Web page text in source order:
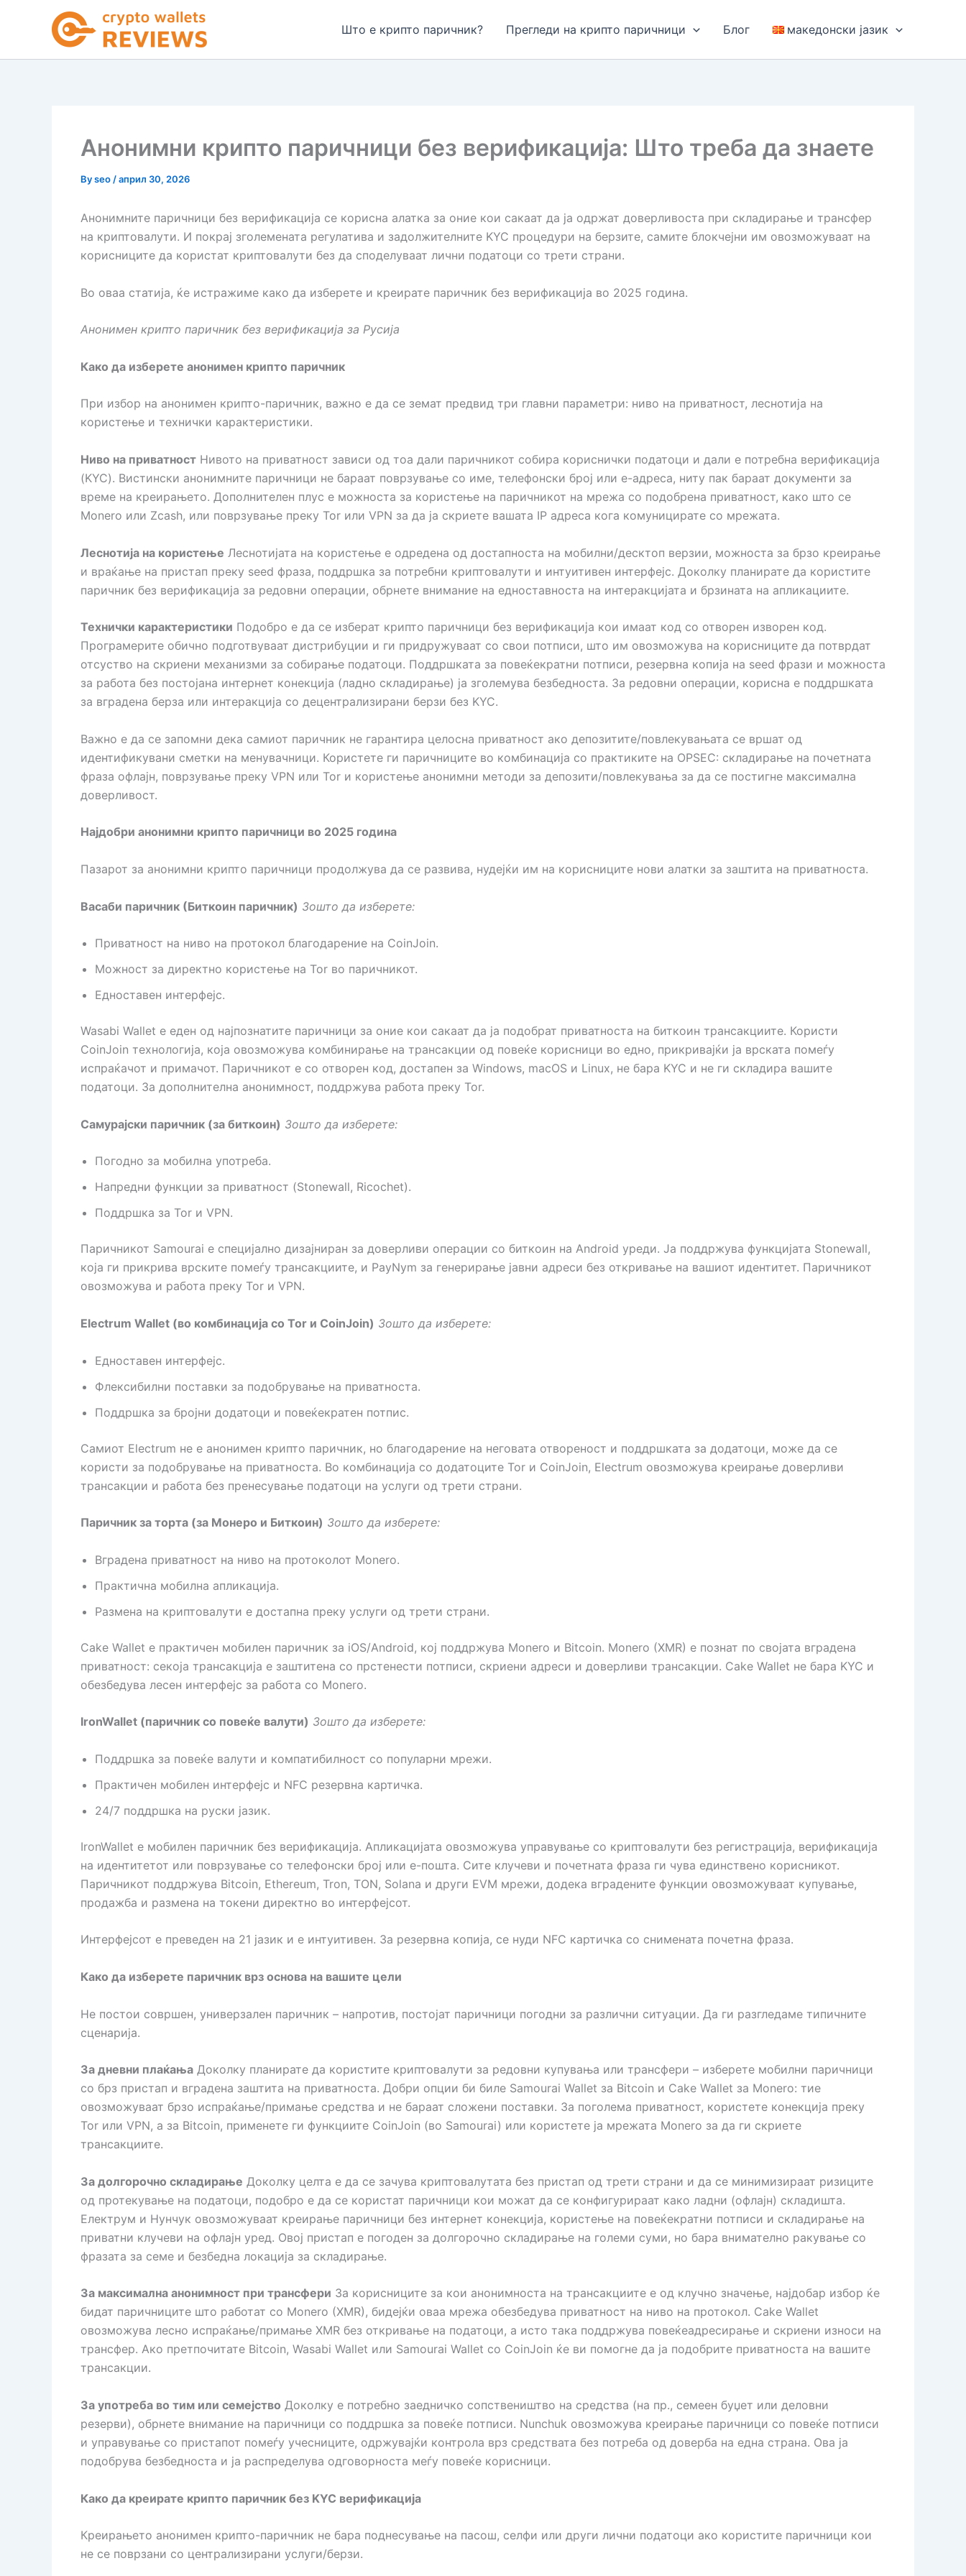
Што е крипто паричник? Прегледи на крипто паричници Блог македонски јазик
Анонимни крипто паричници без верификација: Што треба да знаете
Byseo /април 30, 2026
Анонимните паричници без верификација се корисна алатка за оние кои сакаат да ја одржат доверливоста при складирање и трансфер
на криптовалути. И покрај зголемената регулатива и задолжителните KYC процедури на берзите, самите блокчејни им овозможуваат на
корисниците да користат криптовалути без да споделуваат лични податоци со трети страни.
Во оваа статија, ќе истражиме како да изберете и креирате паричник без верификација во 2025 година.
Анонимен крипто паричник без верификација за Русија
Како да изберете анонимен крипто паричник
При избор на анонимен крипто-паричник, важно е да се земат предвид три главни параметри: ниво на приватност, леснотија на
користење и технички карактеристики.
Ниво на приватност Нивото на приватност зависи од тоа дали паричникот собира кориснички податоци и дали е потребна верификација
(KYC). Вистински анонимните паричници не бараат поврзување со име, телефонски број или е-адреса, ниту пак бараат документи за
време на креирањето. Дополнителен плус е можноста за користење на паричникот на мрежа со подобрена приватност, како што се
Monero или Zcash, или поврзување преку Tor или VPN за да ја скриете вашата IP адреса кога комуницирате со мрежата.
Леснотија на користење Леснотијата на користење е одредена од достапноста на мобилни/десктоп верзии, можноста за брзо креирање
и враќање на пристап преку seed фраза, поддршка за потребни криптовалути и интуитивен интерфејс. Доколку планирате да користите
паричник без верификација за редовни операции, обрнете внимание на едноставноста на интеракцијата и брзината на апликациите.
Технички карактеристики Подобро е да се изберат крипто паричници без верификација кои имаат код со отворен изворен код.
Програмерите обично подготвуваат дистрибуции и ги придружуваат со свои потписи, што им овозможува на корисниците да потврдат
отсуство на скриени механизми за собирање податоци. Поддршката за повеќекратни потписи, резервна копија на seed фрази и можноста
за работа без постојана интернет конекција (ладно складирање) ја зголемува безбедноста. За редовни операции, корисна е поддршката
за вградена берза или интеракција со децентрализирани берзи без KYC.
Важно е да се запомни дека самиот паричник не гарантира целосна приватност ако депозитите/повлекувањата се вршат од
идентификувани сметки на менувачници. Користете ги паричниците во комбинација со практиките на OPSEC: складирање на почетната
фраза офлајн, поврзување преку VPN или Tor и користење анонимни методи за депозити/повлекувања за да се постигне максимална
доверливост.
Најдобри анонимни крипто паричници во 2025 година
Пазарот за анонимни крипто паричници продолжува да се развива, нудејќи им на корисниците нови алатки за заштита на приватноста.
Васаби паричник (Биткоин паричник) Зошто да изберете:
Приватност на ниво на протокол благодарение на CoinJoin.
Можност за директно користење на Tor во паричникот.
Едноставен интерфејс.
Wasabi Wallet е еден од најпознатите паричници за оние кои сакаат да ја подобрат приватноста на биткоин трансакциите. Користи
CoinJoin технологија, која овозможува комбинирање на трансакции од повеќе корисници во едно, прикривајќи ја врската помеѓу
испраќачот и примачот. Паричникот е со отворен код, достапен за Windows, macOS и Linux, не бара KYC и не ги складира вашите
податоци. За дополнителна анонимност, поддржува работа преку Tor.
Самурајски паричник (за биткоин) Зошто да изберете:
Погодно за мобилна употреба.
Напредни функции за приватност (Stonewall, Ricochet).
Поддршка за Tor и VPN.
Паричникот Samourai е специјално дизајниран за доверливи операции со биткоин на Android уреди. Ја поддржува функцијата Stonewall,
која ги прикрива врските помеѓу трансакциите, и PayNym за генерирање јавни адреси без откривање на вашиот идентитет. Паричникот
овозможува и работа преку Tor и VPN.
Electrum Wallet (во комбинација со Tor и CoinJoin) Зошто да изберете:
Едноставен интерфејс.
Флексибилни поставки за подобрување на приватноста.
Поддршка за бројни додатоци и повеќекратен потпис.
Самиот Electrum не е анонимен крипто паричник, но благодарение на неговата отвореност и поддршката за додатоци, може да се
користи за подобрување на приватноста. Во комбинација со додатоците Tor и CoinJoin, Electrum овозможува креирање доверливи
трансакции и работа без пренесување податоци на услуги од трети страни.
Паричник за торта (за Монеро и Биткоин) Зошто да изберете:
Вградена приватност на ниво на протоколот Monero.
Практична мобилна апликација.
Размена на криптовалути е достапна преку услуги од трети страни.
Cake Wallet е практичен мобилен паричник за iOS/Android, кој поддржува Monero и Bitcoin. Monero (XMR) е познат по својата вградена
приватност: секоја трансакција е заштитена со прстенести потписи, скриени адреси и доверливи трансакции. Cake Wallet не бара KYC и
обезбедува лесен интерфејс за работа со Monero.
IronWallet (паричник со повеќе валути) Зошто да изберете:
Поддршка за повеќе валути и компатибилност со популарни мрежи.
Практичен мобилен интерфејс и NFC резервна картичка.
24/7 поддршка на руски јазик.
IronWallet е мобилен паричник без верификација. Апликацијата овозможува управување со криптовалути без регистрација, верификација
на идентитетот или поврзување со телефонски број или е-пошта. Сите клучеви и почетната фраза ги чува единствено корисникот.
Паричникот поддржува Bitcoin, Ethereum, Tron, TON, Solana и други EVM мрежи, додека вградените функции овозможуваат купување,
продажба и размена на токени директно во интерфејсот.
Интерфејсот е преведен на 21 јазик и е интуитивен. За резервна копија, се нуди NFC картичка со снимената почетна фраза.
Како да изберете паричник врз основа на вашите цели
Не постои совршен, универзален паричник – напротив, постојат паричници погодни за различни ситуации. Да ги разгледаме типичните
сценарија.
За дневни плаќања Доколку планирате да користите криптовалути за редовни купувања или трансфери – изберете мобилни паричници
со брз пристап и вградена заштита на приватноста. Добри опции би биле Samourai Wallet за Bitcoin и Cake Wallet за Monero: тие
овозможуваат брзо испраќање/примање средства и не бараат сложени поставки. За поголема приватност, користете конекција преку
Tor или VPN, а за Bitcoin, применете ги функциите CoinJoin (во Samourai) или користете ја мрежата Monero за да ги скриете
трансакциите.
За долгорочно складирање Доколку целта е да се зачува криптовалутата без пристап од трети страни и да се минимизираат ризиците
од протекување на податоци, подобро е да се користат паричници кои можат да се конфигурираат како ладни (офлајн) складишта.
Електрум и Нунчук овозможуваат креирање паричници без интернет конекција, користење на повеќекратни потписи и складирање на
приватни клучеви на офлајн уред. Овој пристап е погоден за долгорочно складирање на големи суми, но бара внимателно ракување со
фразата за семе и безбедна локација за складирање.
За максимална анонимност при трансфери За корисниците за кои анонимноста на трансакциите е од клучно значење, најдобар избор ќе
бидат паричниците што работат со Monero (XMR), бидејќи оваа мрежа обезбедува приватност на ниво на протокол. Cake Wallet
овозможува лесно испраќање/примање XMR без откривање на податоци, а исто така поддржува повеќеадресирање и скриени износи на
трансфер. Ако претпочитате Bitcoin, Wasabi Wallet или Samourai Wallet со CoinJoin ќе ви помогне да ја подобрите приватноста на вашите
трансакции.
За употреба во тим или семејство Доколку е потребно заедничко сопствеништво на средства (на пр., семеен буџет или деловни
резерви), обрнете внимание на паричници со поддршка за повеќе потписи. Nunchuk овозможува креирање паричници со повеќе потписи
и управување со пристапот помеѓу учесниците, одржувајќи контрола врз средствата без потреба од доверба на една страна. Ова ја
подобрува безбедноста и ја распределува одговорноста меѓу повеќе корисници.
Како да креирате крипто паричник без KYC верификација
Креирањето анонимен крипто-паричник не бара поднесување на пасош, селфи или други лични податоци ако користите паричници кои
не се поврзани со централизирани услуги/берзи.